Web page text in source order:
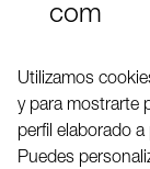
com
Twitter
Utilizamos
y para mostrarte
perfil elaborado
Puedes